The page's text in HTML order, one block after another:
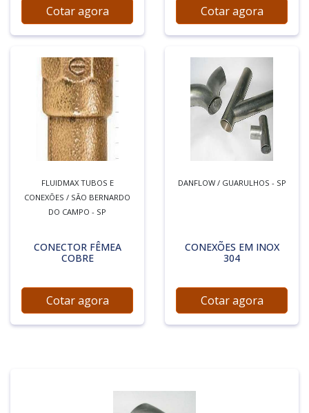
Cotar agora Cotar agora
FLUIDMAX TUBOS E
CONEXÕES / SÃO BERNARDO
DO CAMPO - SP
CONECTOR FÊMEA
COBRE
Cotar agora
DANFLOW / GUARULHOS - SP
CONEXÕES EM INOX
304
Cotar agora